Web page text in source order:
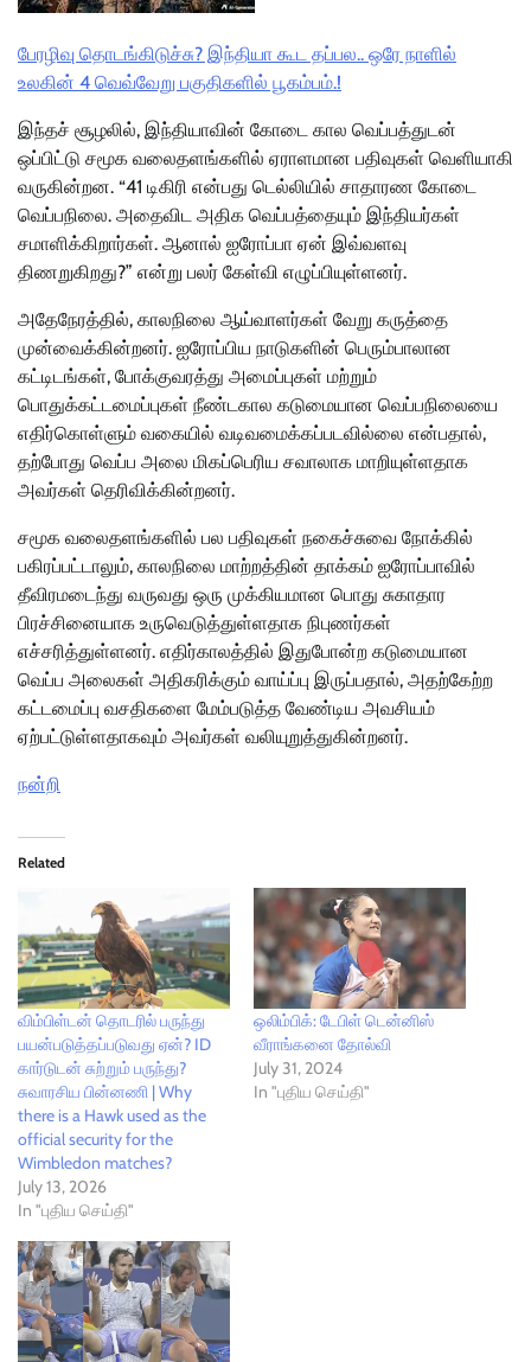
பேரழிவு தொடங்கிடுச்சு? இந்தியா கூட தப்பல.. ஒரே நாளில்
உலகின் 4 வெவ்வேறு பகுதிகளில் பூகம்பம்.!
இந்தச் சூழலில், இந்தியாவின் கோடை கால வெப்பத்துடன்
ஒப்பிட்டு சமூக வலைதளங்களில் ஏராளமான பதிவுகள் வெளியாகி
வருகின்றன. “41 டிகிரி என்பது டெல்லியில் சாதாரண கோடை
வெப்பநிலை. அதைவிட அதிக வெப்பத்தையும் இந்தியர்கள்
சமாளிக்கிறார்கள். ஆனால் ஐரோப்பா ஏன் இவ்வளவு
திணறுகிறது?” என்று பலர் கேள்வி எழுப்பியுள்ளனர்.
அதேநேரத்தில், காலநிலை ஆய்வாளர்கள் வேறு கருத்தை
முன்வைக்கின்றனர். ஐரோப்பிய நாடுகளின் பெரும்பாலான
கட்டிடங்கள், போக்குவரத்து அமைப்புகள் மற்றும்
பொதுக்கட்டமைப்புகள் நீண்டகால கடுமையான வெப்பநிலையை
எதிர்கொள்ளும் வகையில் வடிவமைக்கப்படவில்லை என்பதால்,
தற்போது வெப்ப அலை மிகப்பெரிய சவாலாக மாறியுள்ளதாக
அவர்கள் தெரிவிக்கின்றனர்.
சமூக வலைதளங்களில் பல பதிவுகள் நகைச்சுவை நோக்கில்
பகிரப்பட்டாலும், காலநிலை மாற்றத்தின் தாக்கம் ஐரோப்பாவில்
தீவிரமடைந்து வருவது ஒரு முக்கியமான பொது சுகாதார
பிரச்சினையாக உருவெடுத்துள்ளதாக நிபுணர்கள்
எச்சரித்துள்ளனர். எதிர்காலத்தில் இதுபோன்ற கடுமையான
வெப்ப அலைகள் அதிகரிக்கும் வாய்ப்பு இருப்பதால், அதற்கேற்ற
கட்டமைப்பு வசதிகளை மேம்படுத்த வேண்டிய அவசியம்
ஏற்பட்டுள்ளதாகவும் அவர்கள் வலியுறுத்துகின்றனர்.
நன்றி
Related
விம்பிள்டன் தொடரில் பருந்து
பயன்படுத்தப்படுவது ஏன்? ID
கார்டுடன் சுற்றும் பருந்து?
சுவாரசிய பின்னணி | Why
there is a Hawk used as the
official security for the
Wimbledon matches?
July 13, 2026
In "புதிய செய்தி"
ஒலிம்பிக்: டேபிள் டென்னிஸ்
வீராங்கனை தோல்வி
July 31, 2024
In "புதிய செய்தி"